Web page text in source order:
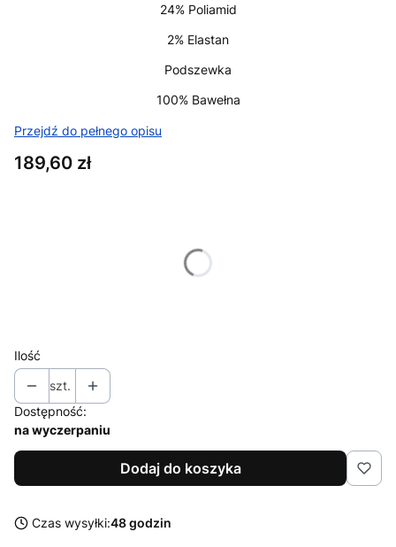
24% Poliamid
2% Elastan
Podszewka
100% Bawełna
Przejdź do pełnego opisu
Cena
189,60 zł
Ilość
szt.
Dostępność:
na wyczerpaniu
Dodaj do koszyka
Czas wysyłki:48 godzin